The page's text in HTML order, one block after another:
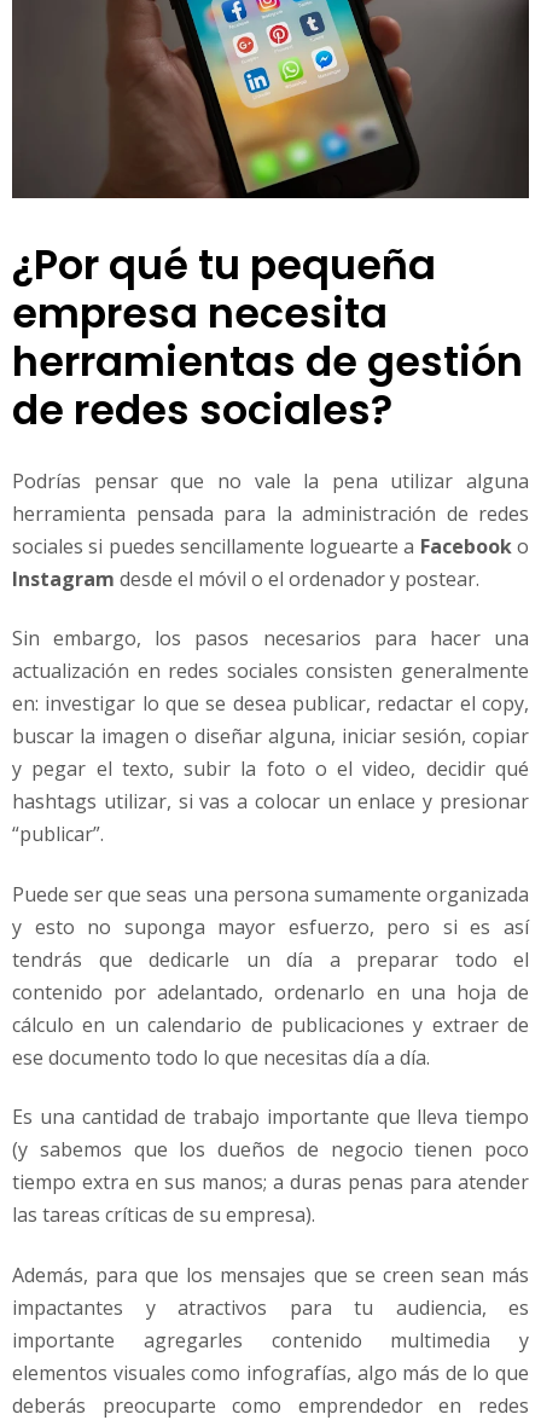
¿Por qué tu pequeña
empresa necesita
herramientas de gestión
de redes sociales?
Podrías pensar que no vale la pena utilizar alguna
herramienta pensada para la administración de redes
sociales si puedes sencillamente loguearte a Facebooko
Instagram desde el móvil o el ordenador y postear.
Sin embargo, los pasos necesarios para hacer una
actualización en redes sociales consisten generalmente
en: investigar lo que se desea publicar, redactar el copy,
buscar la imagen o diseñar alguna, iniciar sesión, copiar
y pegar el texto, subir la foto o el video, decidir qué
hashtags utilizar, si vas a colocar un enlace y presionar
“publicar”.
Puede ser que seas una persona sumamente organizada
y esto no suponga mayor esfuerzo, pero si es así
tendrás que dedicarle un día a preparar todo el
contenido por adelantado, ordenarlo en una hoja de
cálculo en un calendario de publicaciones y extraer de
ese documento todo lo que necesitas día a día.
Es una cantidad de trabajo importante que lleva tiempo
(y sabemos que los dueños de negocio tienen poco
tiempo extra en sus manos; a duras penas para atender
las tareas críticas de su empresa).
Además, para que los mensajes que se creen sean más
impactantes y atractivos para tu audiencia, es
importante agregarles contenido multimedia y
elementos visuales como infografías, algo más de lo que
deberás preocuparte como emprendedor en redes